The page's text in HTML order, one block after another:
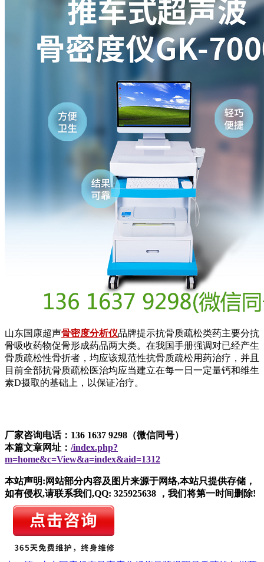
山东国康超声骨密度分析仪品牌提示抗骨质疏松类药主要分抗
骨吸收药物促骨形成药品两大类。在我国手册强调对已经产生
骨质疏松性骨折者，均应该规范性抗骨质疏松用药治疗，并且
目前全部抗骨质疏松医治均应当建立在每一日一定量钙和维生
素D摄取的基础上，以保证冶疗。
厂家咨询电话：136 1637 9298（微信同号）
本篇文章网址： /index.php?
m=home&c=View&a=index&aid=1312
本站声明:网站部分内容及图片来源于网络,本站只提供存储，
如有侵权,请联系我们,QQ: 325925638 ，我们将第一时间删除!